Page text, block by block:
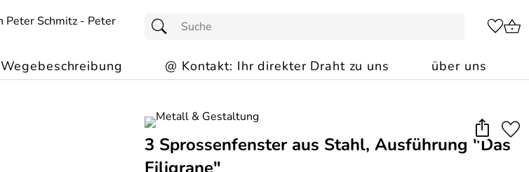
Wegebeschreibung @ Kontakt: Ihr direkter Draht zu uns über uns
3 Sprossenfenster aus Stahl, Ausführung "Das